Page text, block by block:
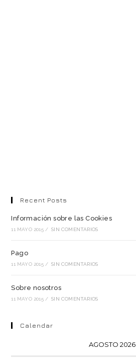
Recent Posts
Información sobre las Cookies
11 MAYO 2015 / SIN COMENTARIOS
Pago
11 MAYO 2015 / SIN COMENTARIOS
Sobre nosotros
11 MAYO 2015 / SIN COMENTARIOS
Calendar
AGOSTO 2026